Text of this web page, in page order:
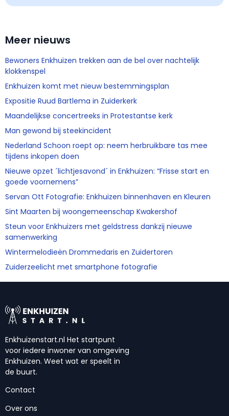
Meer nieuws
Bewoners Enkhuizen trekken aan de bel over nachtelijk
klokkenspel
Enkhuizen komt met nieuw bestemmingsplan
Expositie Ruud Bartlema in Zuiderkerk
Maandelijkse concertreeks in Protestantse kerk
Man gewond bij steekincident
Nederland Schoon roept op: neem herbruikbare tas mee
tijdens inkopen doen
Nieuwe opzet ´lichtjesavond´ in Enkhuizen: “Frisse start en
goede voornemens”
Servan Ott Fotografie: Enkhuizen binnenhaven en Kleuren
Sint Maarten bij woongemeenschap Kwakershof
Steun voor Enkhuizers met geldstress dankzij nieuwe
samenwerking
Wintermelodieën Drommedaris en Zuidertoren
Zuiderzeelicht met smartphone fotografie
Enkhuizenstart.nl Het startpunt
voor iedere inwoner van omgeving
Enkhuizen. Weet wat er speelt in
de buurt.
Contact
Over ons